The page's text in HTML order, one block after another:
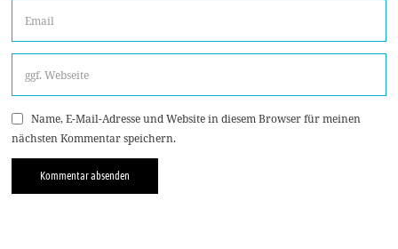
Name, E-Mail-Adresse und Website in diesem Browser für meinen
nächsten Kommentar speichern.